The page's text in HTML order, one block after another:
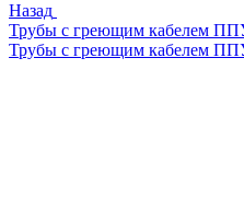
Назад
Трубы с греющим кабелем
Трубы с греющим кабелем